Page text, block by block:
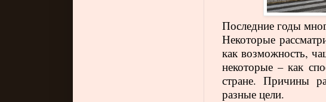
Последние годы
Некоторые
как возможность,
некоторые – как
стране. Причины
разные цели.